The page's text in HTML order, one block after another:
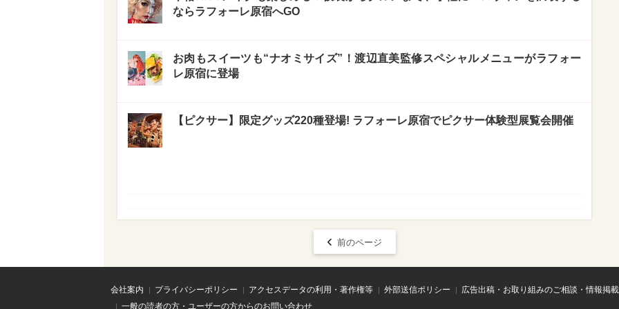
ならラフォーレ原宿へGO
お肉もスイーツも“ナオミサイズ”！渡辺直美監修スペシャルメニューがラフォー
レ原宿に登場
【ピクサー】限定グッズ220種登場! ラフォーレ原宿でピクサー体験型展覧会開催
前のページ
会社案内 プライバシーポリシー アクセスデータの利用・著作権等 外部送信ポリシー
広告出稿・お取り組みのご相談・情報掲
一般の読者の方・ユーザーの方からのお問い合わせ